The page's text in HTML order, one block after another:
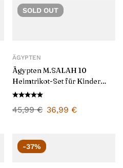
SOLD OUT
ÄGYPTEN
Ägypten M.SALAH 10
Heimtrikot-Set für Kinder
2025/26
45,99€ 36,99 €
-37%